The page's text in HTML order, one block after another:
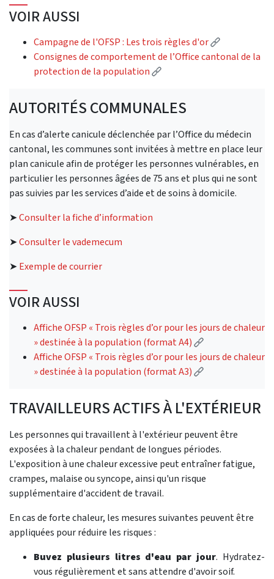
VOIR AUSSI
Campagne de l'OFSP : Les trois règles d'or
(External
Consignes de comportement de l’Office cantonal de la
protection de la population
(External link)
AUTORITÉS COMMUNALES
En cas d’alerte canicule déclenchée par l’Office du médecin
cantonal, les communes sont invitées à mettre en place leur
plan canicule afin de protéger les personnes vulnérables, en
particulier les personnes âgées de 75 ans et plus qui ne sont
pas suivies par les services d’aide et de soins à domicile.
➤Consulter la fiche d’information
➤Consulter le vademecum
➤ Exemple de courrier
VOIR AUSSI
Affiche OFSP « Trois règles d’or pour les jours de chaleur
» destinée à la population (format A4)
(External link)
Affiche OFSP « Trois règles d’or pour les jours de chaleur
» destinée à la population (format A3)
(External link)
TRAVAILLEURS ACTIFS À L'EXTÉRIEUR
Les personnes qui travaillent à l'extérieur peuvent être
exposées à la chaleur pendant de longues périodes.
L'exposition à une chaleur excessive peut entraîner fatigue,
crampes, malaise ou syncope, ainsi qu'un risque
supplémentaire d'accident de travail.
En cas de forte chaleur, les mesures suivantes peuvent être
appliquées pour réduire les risques :
Buvez plusieurs litres d'eau par jour. Hydratez-
vous régulièrement et sans attendre d'avoir soif.